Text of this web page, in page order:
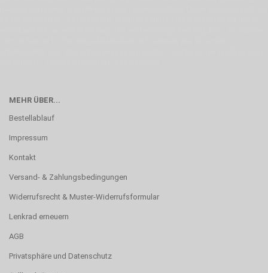
MEHR ÜBER...
Bestellablauf
Impressum
Kontakt
Versand- & Zahlungsbedingungen
Widerrufsrecht & Muster-Widerrufsformular
Lenkrad erneuern
AGB
Privatsphäre und Datenschutz